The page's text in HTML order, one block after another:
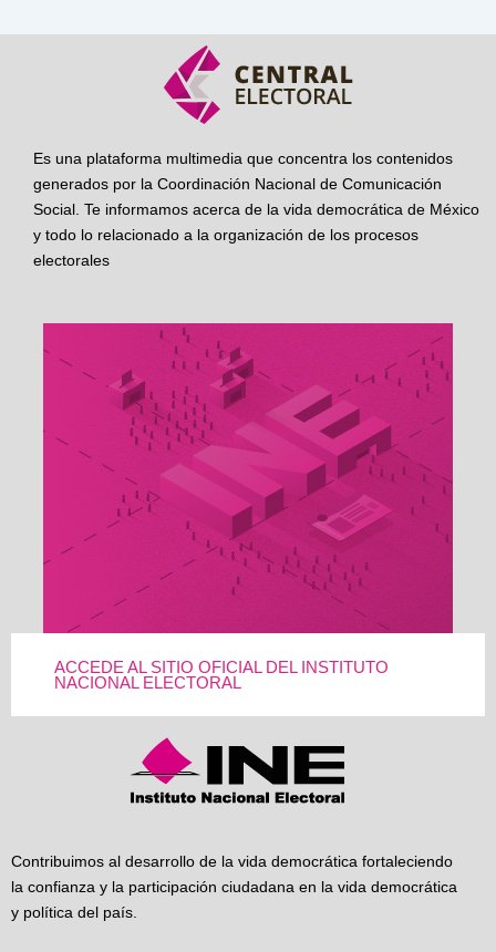
Es una plataforma multimedia que concentra los contenidos
generados por la Coordinación Nacional de Comunicación
Social. Te informamos acerca de la vida democrática de México
y todo lo relacionado a la organización de los procesos
electorales
ACCEDE AL SITIO OFICIAL DEL INSTITUTO
NACIONAL ELECTORAL
Contribuimos al desarrollo de la vida democrática fortaleciendo
la confianza y la participación ciudadana en la vida democrática
y política del país.